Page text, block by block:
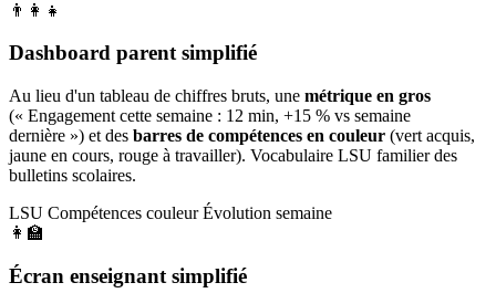
👨‍👩‍👧
Dashboard parent simplifié
Au lieu d'un tableau de chiffres bruts, une métrique en gros
(« Engagement cette semaine : 12 min, +15 % vs semaine
dernière ») et des barres de compétences en couleur (vert acquis,
jaune en cours, rouge à travailler). Vocabulaire LSU familier des
bulletins scolaires.
LSU Compétences couleur Évolution semaine
👩‍🏫
Écran enseignant simplifié